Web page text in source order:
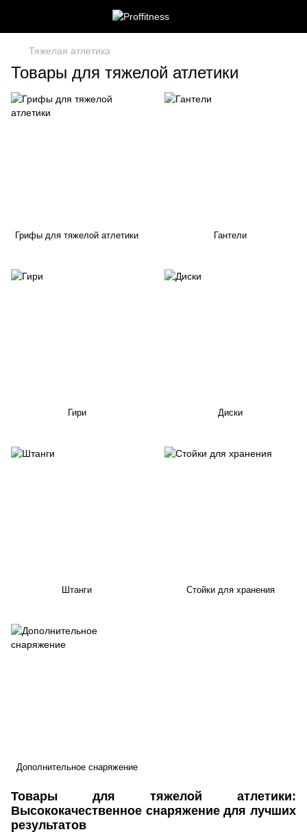
Тяжелая атлетика
Товары для тяжелой атлетики
Товары для тяжелой атлетики:
Высококачественное снаряжение для лучших
результатов
Грифы для тяжелой атлетики Гантели
Гири Диски
Штанги Стойки для хранения
Дополнительное снаряжение